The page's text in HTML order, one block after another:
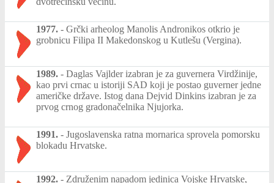
1977. - Grčki arheolog Manolis Andronikos otkrio je
grobnicu Filipa II Makedonskog u Kutlešu (Vergina).
1989. - Daglas Vajlder izabran je za guvernera Virdžinije,
kao prvi crnac u istoriji SAD koji je postao guverner jedne
američke države. Istog dana Dejvid Dinkins izabran je za
prvog crnog gradonačelnika Njujorka.
1991. - Jugoslavenska ratna mornarica sprovela pomorsku
blokadu Hrvatske.
1992. - Združenim napadom jedinica Vojske Hrvatske,